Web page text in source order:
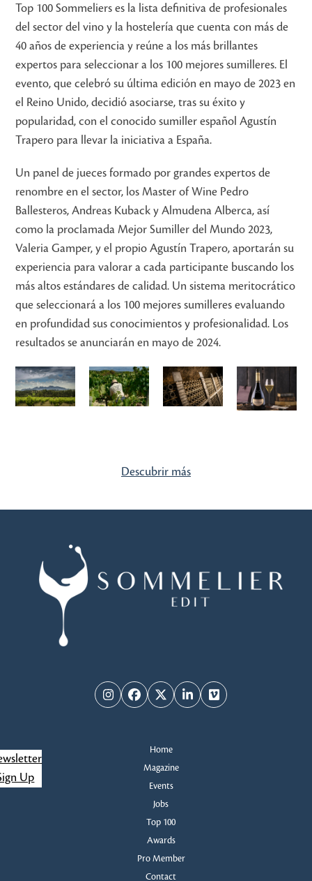
Top 100 Sommeliers es la lista definitiva de profesionales
del sector del vino y la hostelería que cuenta con más de
40 años de experiencia y reúne a los más brillantes
expertos para seleccionar a los 100 mejores sumilleres. El
evento, que celebró su última edición en mayo de 2023 en
el Reino Unido, decidió asociarse, tras su éxito y
popularidad, con el conocido sumiller español Agustín
Trapero para llevar la iniciativa a España.
Un panel de jueces formado por grandes expertos de
renombre en el sector, los Master of Wine Pedro
Ballesteros, Andreas Kuback y Almudena Alberca, así
como la proclamada Mejor Sumiller del Mundo 2023,
Valeria Gamper, y el propio Agustín Trapero, aportarán su
experiencia para valorar a cada participante buscando los
más altos estándares de calidad. Un sistema meritocrático
que seleccionará a los 100 mejores sumilleres evaluando
en profundidad sus conocimientos y profesionalidad. Los
resultados se anunciarán en mayo de 2024.
Descubrir más
InstagramFacebook
TwitterLinkedInVimeo
Home
Magazine
Events
Jobs
Top 100
Awards
Pro Member
Contact
Up